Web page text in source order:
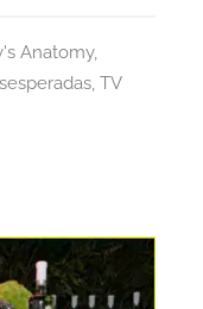
Anatomy,
TV